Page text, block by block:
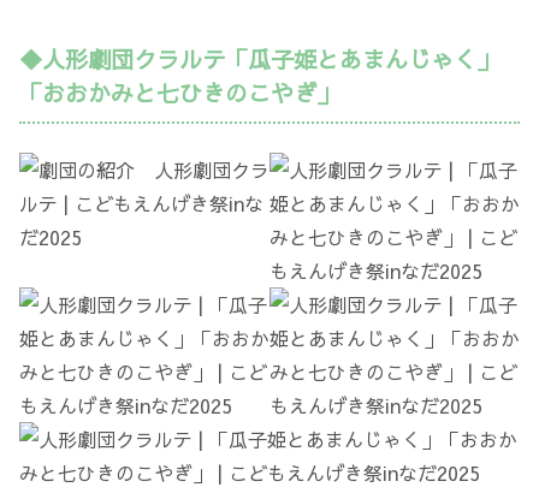
◆人形劇団クラルテ「瓜子姫とあまんじゃく」
「おおかみと七ひきのこやぎ」